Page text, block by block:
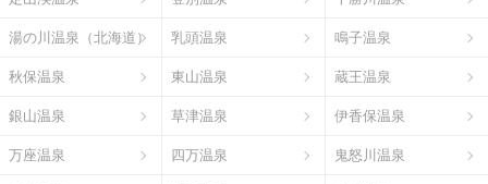
湯の川温泉（北海道） 乳頭温泉 鳴子温泉
秋保温泉 東山温泉 蔵王温泉
銀山温泉 草津温泉 伊香保温泉
万座温泉 四万温泉 鬼怒川温泉